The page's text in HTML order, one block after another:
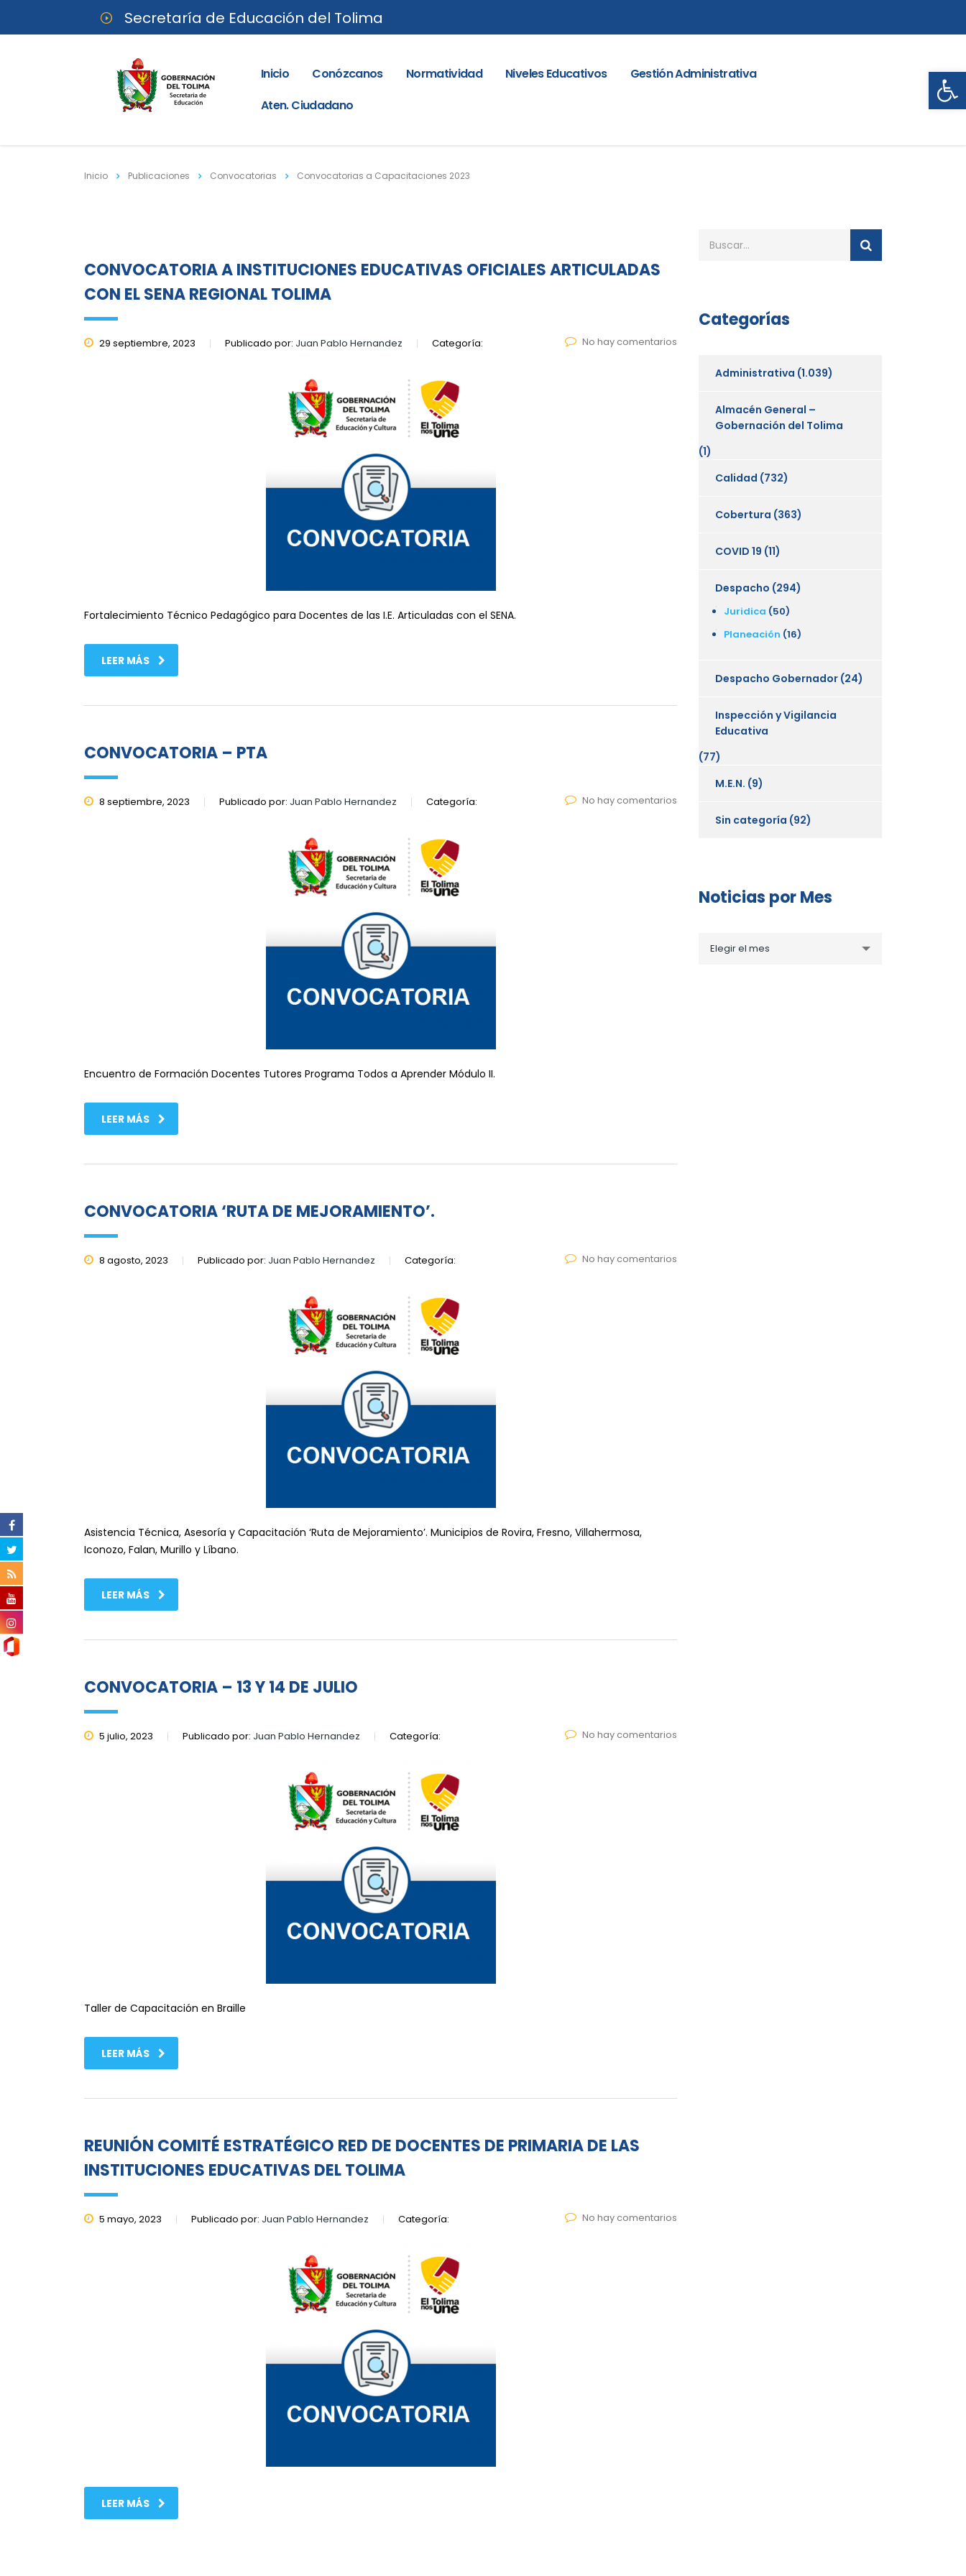
Secretaría de Educación del Tolima
Inicio Conózcanos Normatividad Niveles Educativos
Gestión Administrativa
Aten. Ciudadano
Inicio Publicaciones Convocatorias Convocatorias a Capacitaciones 2023
CONVOCATORIA A INSTITUCIONES EDUCATIVAS OFICIALES ARTICULADAS
CON EL SENA REGIONAL TOLIMA
29 septiembre, 2023 Publicado por: Juan Pablo Hernandez Categoría: No hay comentarios
Fortalecimiento Técnico Pedagógico para Docentes de las I.E. Articuladas con el SENA.
LEER MÁS
CONVOCATORIA – PTA
8 septiembre, 2023 Publicado por: Juan Pablo Hernandez Categoría: No hay comentarios
Encuentro de Formación Docentes Tutores Programa Todos a Aprender Módulo II.
LEER MÁS
CONVOCATORIA ‘RUTA DE MEJORAMIENTO’.
8 agosto, 2023 Publicado por: Juan Pablo Hernandez Categoría: No hay comentarios
Asistencia Técnica, Asesoría y Capacitación ‘Ruta de Mejoramiento’. Municipios de Rovira, Fresno, Villahermosa,
Iconozo, Falan, Murillo y Líbano.
LEER MÁS
CONVOCATORIA – 13 Y 14 DE JULIO
5 julio, 2023 Publicado por: Juan Pablo Hernandez Categoría: No hay comentarios
Taller de Capacitación en Braille
LEER MÁS
REUNIÓN COMITÉ ESTRATÉGICO RED DE DOCENTES DE PRIMARIA DE LAS
INSTITUCIONES EDUCATIVAS DEL TOLIMA
5 mayo, 2023 Publicado por: Juan Pablo Hernandez Categoría: No hay comentarios
LEER MÁS
Categorías
Administrativa (1.039)
Almacén General –
Gobernación del Tolima
(1)
Calidad (732)
Cobertura (363)
COVID 19 (11)
Despacho (294)
Juridica (50)
Planeación (16)
Despacho Gobernador (24)
Inspección y Vigilancia
Educativa
(77)
M.E.N. (9)
Sin categoría (92)
Noticias por Mes
porElegir el mes